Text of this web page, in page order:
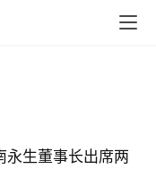
永生董事长出席两